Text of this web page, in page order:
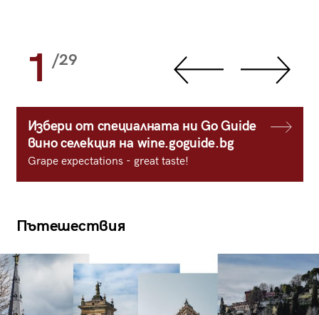
1 /29
Избери от специалната ни Go Guide
вино селекция на wine.goguide.bg
Grape expectations - great taste!
Пътешествия